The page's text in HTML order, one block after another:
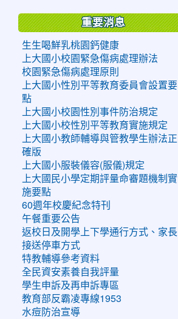
重要消息
生生喝鮮乳桃園鈣健康
上大國小校園緊急傷病處理辦法
校園緊急傷病處理原則
上大國小性別平等教育委員會設置要
點
上大國小校園性別事件防治規定
上大國小校性別平等教育實施規定
上大國小教師輔導與管教學生辦法正
確版
上大國小服裝儀容(服儀)規定
上大國民小學定期評量命審題機制實
施要點
60週年校慶紀念特刊
午餐重要公告
返校日及開學上下學通行方式、家長
接送停車方式
特教輔導參考資料
全民資安素養自我評量
學生申訴及再申訴專區
教育部反霸凌專線1953
水痘防治宣導